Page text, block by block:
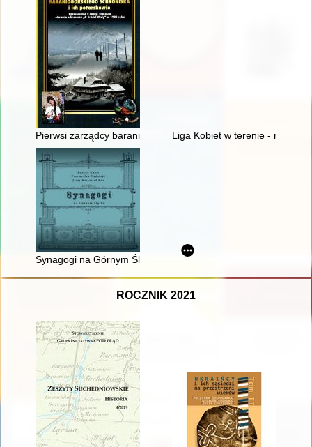
Pierwsi zarządcy baraniogórskiego schroniska i ich
Liga Kobiet w terenie -
Synagogi na Górnym Śląsku
ROCZNIK 2021